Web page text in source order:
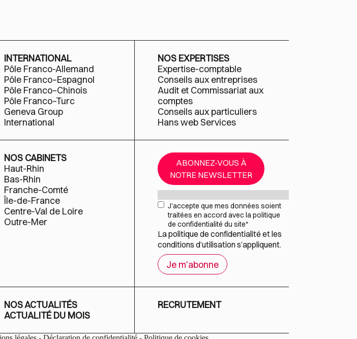
INTERNATIONAL
Pôle Franco-Allemand
Pôle Franco–Espagnol
Pôle Franco–Chinois
Pôle Franco–Turc
Geneva Group
International
NOS EXPERTISES
Expertise-comptable
Conseils aux entreprises
Audit et Commissariat aux
comptes
Conseils aux particuliers
Hans web Services
NOS CABINETS
Haut-Rhin
Bas-Rhin
Franche-Comté
Île-de-France
Centre-Val de Loire
Outre-Mer
ABONNEZ-VOUS À
NOTRE NEWSLETTER
Mail*
RGPD*
J’accepte que mes données soient
traitées en accord avec la politique
de confidentialité du site*
Lapolitique de confidentialité et les
conditions d’utilisations’appliquent.
NOS ACTUALITÉS
ACTUALITÉ DU MOIS
RECRUTEMENT